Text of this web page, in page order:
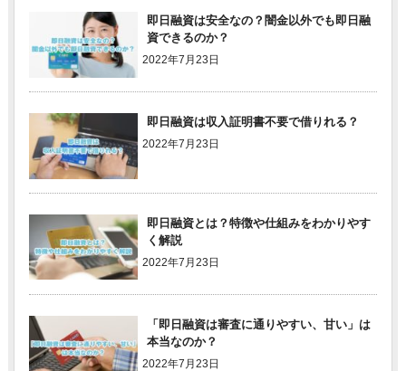
即日融資は安全なの？闇金以外でも即日融
資できるのか？
2022年7月23日
即日融資は収入証明書不要で借りれる？
2022年7月23日
即日融資とは？特徴や仕組みをわかりやす
く解説
2022年7月23日
「即日融資は審査に通りやすい、甘い」は
本当なのか？
2022年7月23日